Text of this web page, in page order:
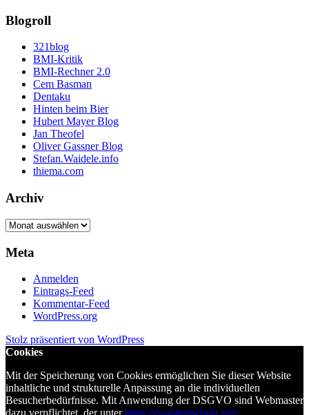
Blogroll
321blog
BMI-Kritik
BMI-Rechner 2.0
Cem Basman
Dentaku
Hinten beim Bier
Hubert Mayer Blog
Jan Theofel
Oliver Gassner Blog
Stefan.Waidele.info
thiema.com
Archiv
Archiv
Meta
Anmelden
Eintrags-Feed
Kommentar-Feed
WordPress.org
Stolz präsentiert von WordPress
Cookies
Mit der Speicherung von Cookies ermöglichen Sie dieser Website
inhaltliche und strukturelle Anpassung an die individuellen
Besucherbedürfnisse. Mit Anwendung der DSGVO sind Webmaster